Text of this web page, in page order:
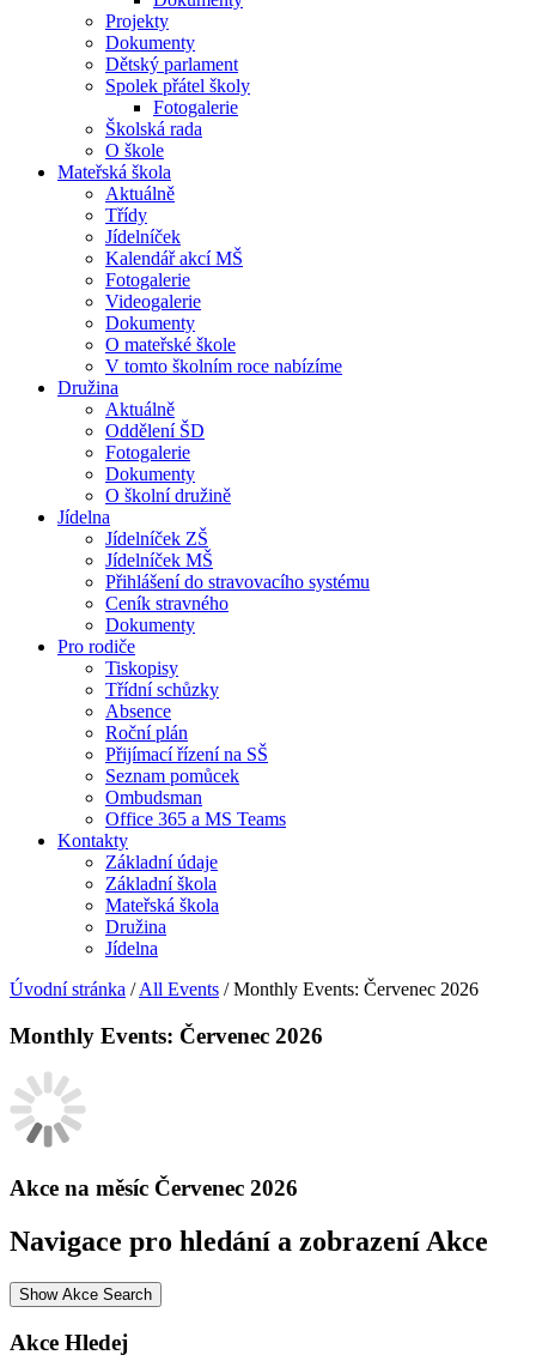
Projekty
Dokumenty
Dětský parlament
Spolek přátel školy
Fotogalerie
Školská rada
O škole
Mateřská škola
Aktuálně
Třídy
Jídelníček
Kalendář akcí MŠ
Fotogalerie
Videogalerie
Dokumenty
O mateřské škole
V tomto školním roce nabízíme
Družina
Aktuálně
Oddělení ŠD
Fotogalerie
Dokumenty
O školní družině
Jídelna
Jídelníček ZŠ
Jídelníček MŠ
Přihlášení do stravovacího systému
Ceník stravného
Dokumenty
Pro rodiče
Tiskopisy
Třídní schůzky
Absence
Roční plán
Přijímací řízení na SŠ
Seznam pomůcek
Ombudsman
Office 365 a MS Teams
Kontakty
Základní údaje
Základní škola
Mateřská škola
Družina
Jídelna
Úvodní stránka /All Events /Monthly Events: Červenec 2026
Monthly Events: Červenec 2026
Akce na měsíc Červenec 2026
Navigace pro hledání a zobrazení Akce
Show Akce Search
Akce Hledej